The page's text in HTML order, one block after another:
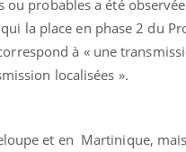
probables a été
la place en phase 2 du
à « une
localisées ».
et en Martinique,